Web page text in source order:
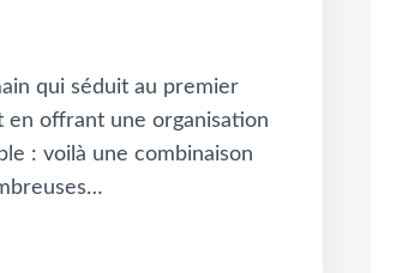
qui séduit au premier
en offrant une organisation
: voilà une combinaison